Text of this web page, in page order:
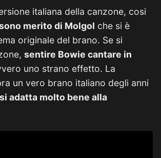
italiana della canzone, cosi
merito di Molgol che si è
originale del brano. Se si
sentire Bowie cantare in
uno strano effetto. La
un vero brano italiano degli anni
adatta molto bene alla